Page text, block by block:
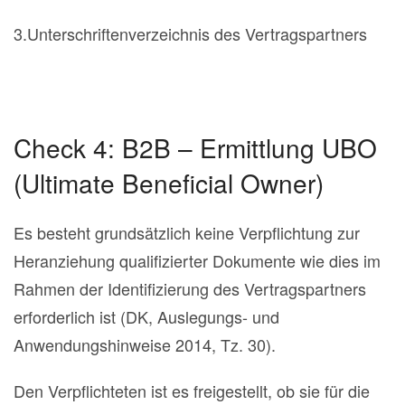
3.Unterschriftenverzeichnis des Vertragspartners
Check 4: B2B – Ermittlung UBO
(Ultimate Beneficial Owner)
Es besteht grundsätzlich keine Verpflichtung zur
Heranziehung qualifizierter Dokumente wie dies im
Rahmen der Identifizierung des Vertragspartners
erforderlich ist (DK, Auslegungs- und
Anwendungshinweise 2014, Tz. 30).
Den Verpflichteten ist es freigestellt, ob sie für die